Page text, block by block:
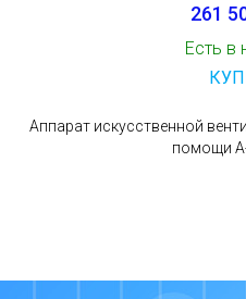
261
Есть в
Аппарат искусственной
помощи